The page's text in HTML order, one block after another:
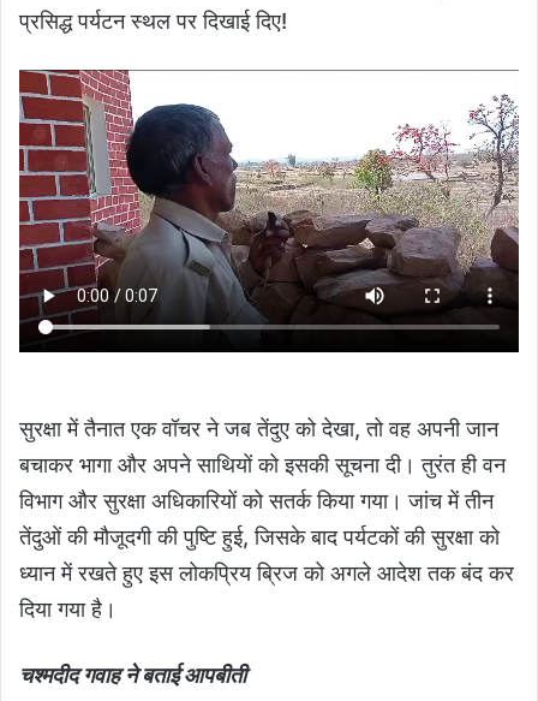
प्रसिद्ध पर्यटन स्थल पर दिखाई दिए!
सुरक्षा में तैनात एक वॉचर ने जब तेंदुए को देखा, तो वह अपनी जान
बचाकर भागा और अपने साथियों को इसकी सूचना दी। तुरंत ही वन
विभाग और सुरक्षा अधिकारियों को सतर्क किया गया। जांच में तीन
तेंदुओं की मौजूदगी की पुष्टि हुई, जिसके बाद पर्यटकों की सुरक्षा को
ध्यान में रखते हुए इस लोकप्रिय ब्रिज को अगले आदेश तक बंद कर
दिया गया है।
चश्मदीद गवाह ने बताई आपबीती